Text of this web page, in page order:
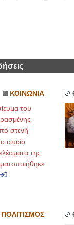
ΚΟΙΝΩΝΙΑ
του
στενή
οποίο
της
ΠΟΛΙΤΙΣΜΟΣ